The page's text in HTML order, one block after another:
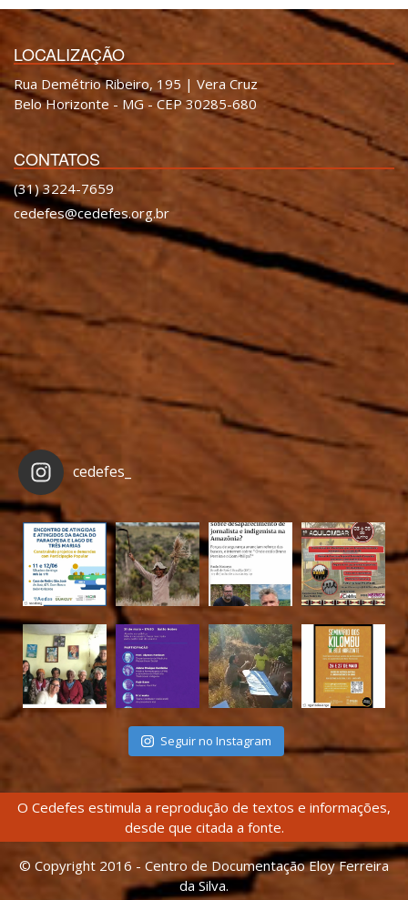
LOCALIZAÇÃO
Rua Demétrio Ribeiro, 195 | Vera Cruz
Belo Horizonte - MG - CEP 30285-680
CONTATOS
(31) 3224-7659
cedefes@cedefes.org.br
cedefes_
Seguir no Instagram
O Cedefes estimula a reprodução de textos e informações,
desde que citada a fonte.
© Copyright 2016 - Centro de Documentação Eloy Ferreira
da Silva.